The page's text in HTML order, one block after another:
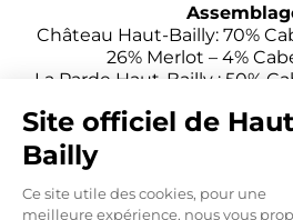
Château Haut-Bailly: 70%
26% Merlot – 4%
La Parde Haut-Bailly : 50%
42% Merlot – 8%